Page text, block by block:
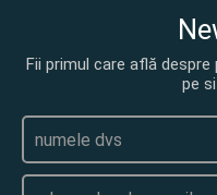
Fii primul care află
pe